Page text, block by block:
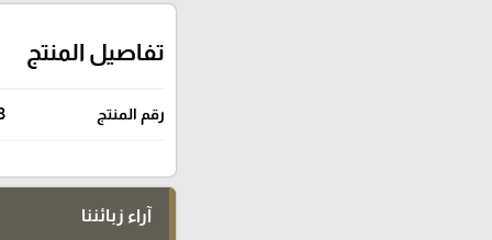
تفاصيل المنتج
رقم المنتج
آراء زبائننا